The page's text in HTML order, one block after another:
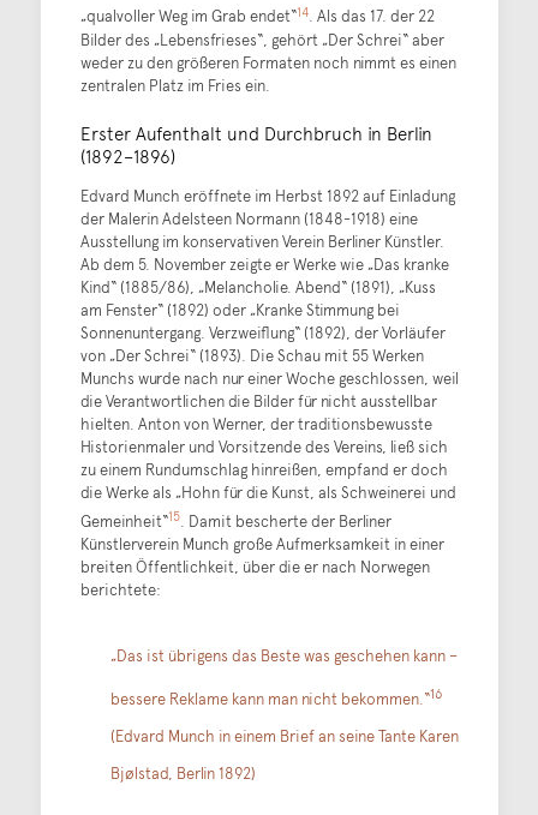
„qualvoller Weg im Grab endet“14. Als das 17. der 22
Bilder des „Lebensfrieses“, gehört „Der Schrei“ aber
weder zu den größeren Formaten noch nimmt es einen
zentralen Platz im Fries ein.
Erster Aufenthalt und Durchbruch in Berlin
(1892–1896)
Edvard Munch eröffnete im Herbst 1892 auf Einladung
der Malerin Adelsteen Normann (1848-1918) eine
Ausstellung im konservativen Verein Berliner Künstler.
Ab dem 5. November zeigte er Werke wie „Das kranke
Kind“ (1885/86), „Melancholie. Abend“ (1891), „Kuss
am Fenster“ (1892) oder „Kranke Stimmung bei
Sonnenuntergang. Verzweiflung“ (1892), der Vorläufer
von „Der Schrei“ (1893). Die Schau mit 55 Werken
Munchs wurde nach nur einer Woche geschlossen, weil
die Verantwortlichen die Bilder für nicht ausstellbar
hielten. Anton von Werner, der traditionsbewusste
Historienmaler und Vorsitzende des Vereins, ließ sich
zu einem Rundumschlag hinreißen, empfand er doch
die Werke als „Hohn für die Kunst, als Schweinerei und
Gemeinheit“15. Damit bescherte der Berliner
Künstlerverein Munch große Aufmerksamkeit in einer
breiten Öffentlichkeit, über die er nach Norwegen
berichtete:
„Das ist übrigens das Beste was geschehen kann –
bessere Reklame kann man nicht bekommen.“16
(Edvard Munch in einem Brief an seine Tante Karen
Bjølstad, Berlin 1892)